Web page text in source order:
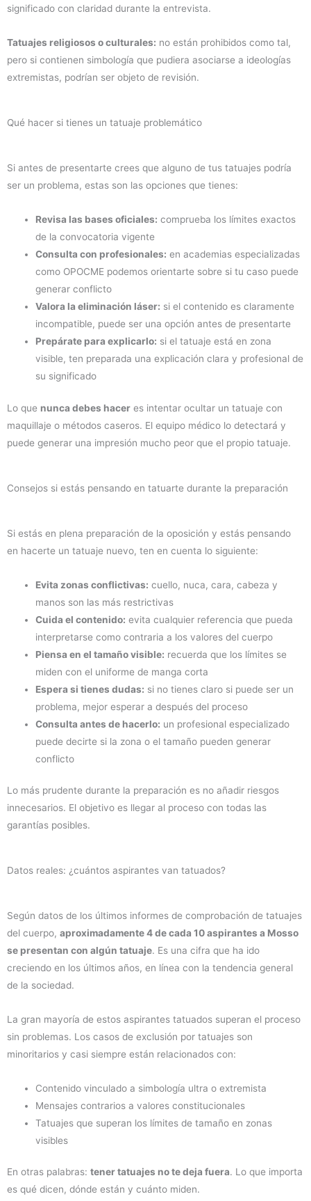
significado con claridad durante la entrevista.
Tatuajes religiosos o culturales: no están prohibidos como tal,
pero si contienen simbología que pudiera asociarse a ideologías
extremistas, podrían ser objeto de revisión.
Qué hacer si tienes un tatuaje problemático
Si antes de presentarte crees que alguno de tus tatuajes podría
ser un problema, estas son las opciones que tienes:
Revisa las bases oficiales: comprueba los límites exactos
de la convocatoria vigente
Consulta con profesionales: en academias especializadas
como OPOCME podemos orientarte sobre si tu caso puede
generar conflicto
Valora la eliminación láser: si el contenido es claramente
incompatible, puede ser una opción antes de presentarte
Prepárate para explicarlo: si el tatuaje está en zona
visible, ten preparada una explicación clara y profesional de
su significado
Lo que nunca debes hacer es intentar ocultar un tatuaje con
maquillaje o métodos caseros. El equipo médico lo detectará y
puede generar una impresión mucho peor que el propio tatuaje.
Consejos si estás pensando en tatuarte durante la preparación
Si estás en plena preparación de la oposición y estás pensando
en hacerte un tatuaje nuevo, ten en cuenta lo siguiente:
Evita zonas conflictivas: cuello, nuca, cara, cabeza y
manos son las más restrictivas
Cuida el contenido: evita cualquier referencia que pueda
interpretarse como contraria a los valores del cuerpo
Piensa en el tamaño visible: recuerda que los límites se
miden con el uniforme de manga corta
Espera si tienes dudas: si no tienes claro si puede ser un
problema, mejor esperar a después del proceso
Consulta antes de hacerlo: un profesional especializado
puede decirte si la zona o el tamaño pueden generar
conflicto
Lo más prudente durante la preparación es no añadir riesgos
innecesarios. El objetivo es llegar al proceso con todas las
garantías posibles.
Datos reales: ¿cuántos aspirantes van tatuados?
Según datos de los últimos informes de comprobación de tatuajes
del cuerpo, aproximadamente 4 de cada 10 aspirantes a Mosso
se presentan con algún tatuaje. Es una cifra que ha ido
creciendo en los últimos años, en línea con la tendencia general
de la sociedad.
La gran mayoría de estos aspirantes tatuados superan el proceso
sin problemas. Los casos de exclusión por tatuajes son
minoritarios y casi siempre están relacionados con:
Contenido vinculado a simbología ultra o extremista
Mensajes contrarios a valores constitucionales
Tatuajes que superan los límites de tamaño en zonas
visibles
En otras palabras: tener tatuajes no te deja fuera. Lo que importa
es qué dicen, dónde están y cuánto miden.